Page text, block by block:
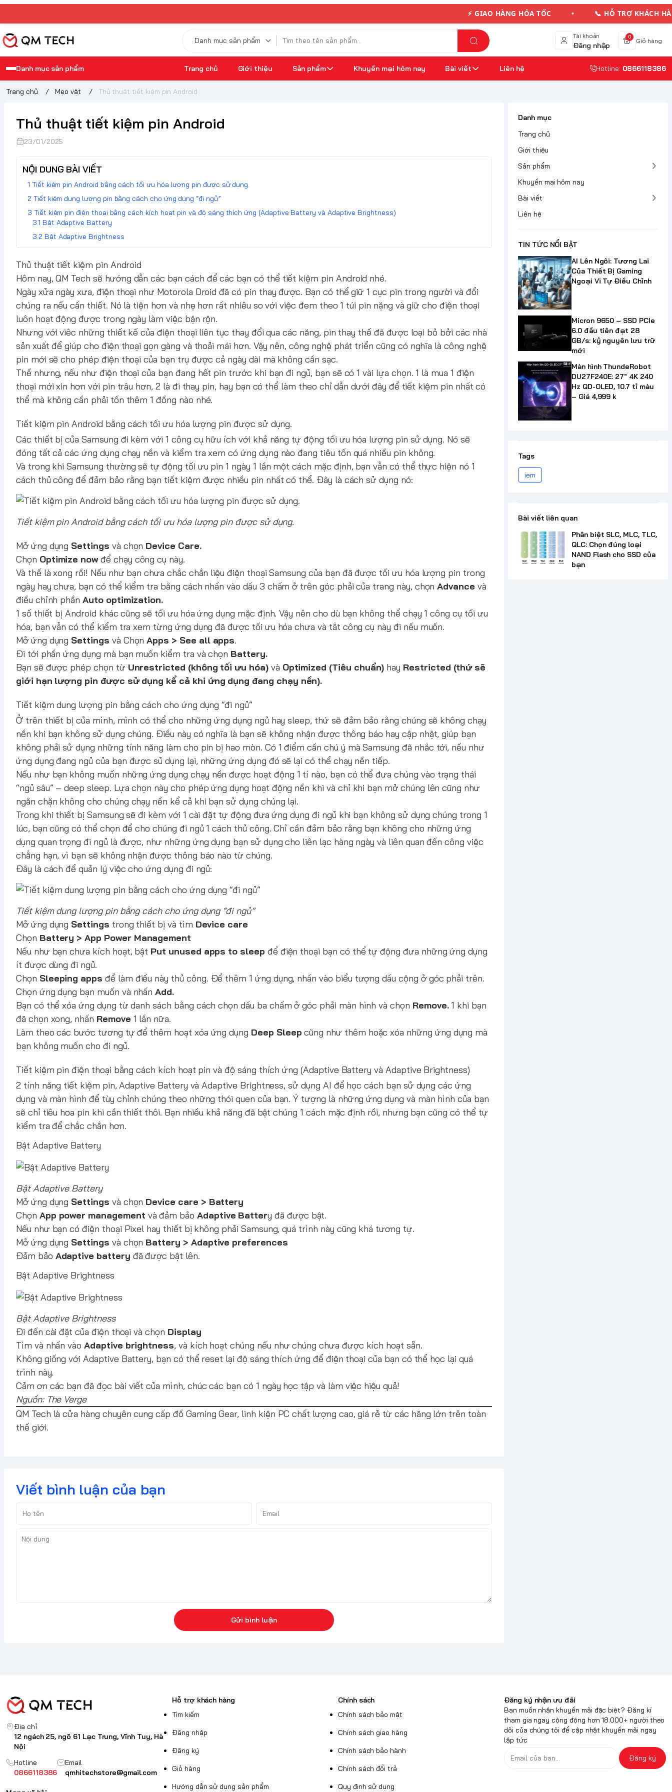
⚡ GIAO HÀNG HỎA TỐC • 📞 HỖ TRỢ KHÁCH
Tài khoản
Đăng nhập
0
Giỏ hàng
Danh mục sản phẩm Trang chủ Giới thiệu Sản phẩm Khuyến mại hôm nay Bài viết Liên hệ Hotline: 0866118386
Trang chủ / Mẹo vặt / Thủ thuật tiết kiệm pin Android
Thủ thuật tiết kiệm pin Android
23/01/2025
NỘI DUNG BÀI VIẾT
Tiết kiệm pin Android bằng cách tối ưu hóa lượng pin được sử dụng.
Tiết kiệm dung lượng pin bằng cách cho ứng dụng “đi ngủ”
Tiết kiệm pin điện thoại bằng cách kích hoạt pin và độ sáng thích ứng (Adaptive Battery và Adaptive Brightness)
Bật Adaptive Battery
Bật Adaptive Brightness
Thủ thuật tiết kiệm pin Android
Hôm nay, QM Tech sẽ hướng dẫn các bạn cách để các bạn có thể tiết kiệm pin Android nhé.
Ngày xửa ngày xưa, điện thoại như Motorola Droid đã có pin thay được. Bạn có thể giữ 1 cục pin trong người và đổi
chúng ra nếu cần thiết. Nó là tiện hơn và nhẹ hơn rất nhiêu so với việc đem theo 1 túi pin nặng và giữ cho điện thoại
luôn hoạt động được trong ngày làm việc bận rộn.
Nhưng với viêc những thiết kế của điện thoại liên tục thay đổi qua các năng, pin thay thế đã được loại bỏ bởi các nhà
sản xuất để giúp cho điện thoại gọn gàng và thoải mái hơn. Vậy nên, công nghệ phát triển cũng có nghĩa là công nghệ
pin mới sẽ cho phép điện thoại của bạn trụ được cả ngày dài mà không cần sạc.
Thế nhưng, nếu như điện thoại của bạn đang hết pin trước khi bạn đi ngủ, bạn sẽ có 1 vài lựa chọn. 1 là mua 1 điện
thoại mới xin hơn với pin trâu hơn, 2 là đi thay pin, hay bạn có thể làm theo chỉ dẫn dưới đây để tiết kiệm pin nhất có
thể mà không cần phải tốn thêm 1 đồng nào nhé.
Tiết kiệm pin Android bằng cách tối ưu hóa lượng pin được sử dụng.
Các thiết bị của Samsung đi kèm với 1 công cụ hữu ích với khả năng tự động tối ưu hóa lượng pin sử dụng. Nó sẽ
đóng tất cả các ứng dụng chạy nền và kiểm tra xem có ứng dụng nào đang tiêu tốn quá nhiều pin không.
Và trong khi Samsung thường sẽ tự động tối ưu pin 1 ngày 1 lần một cách mặc định, bạn vẫn có thể thực hiện nó 1
cách thủ công để đảm bảo rằng bạn tiết kiệm được nhiều pin nhất có thể. Đây là cách sử dụng nó:
Tiết kiệm pin Android bằng cách tối ưu hóa lượng pin được sử dụng.
Mở ứng dụng Settings và chọn Device Care.
Chọn Optimize nowđể chạy công cụ này.
Và thế là xong rồi! Nếu như bạn chưa chắc chắn liệu điện thoại Samsung của bạn đã được tối ưu hóa lượng pin trong
ngày hay chưa, bạn có thể kiểm tra bằng cách nhấn vào dấu 3 chấm ở trên góc phải của trang này, chọnAdvance và
điều chỉnh phầnAuto optimization.
1 số thiết bị Android khác cũng sẽ tối ưu hóa ứng dụng mặc định. Vậy nên cho dù bạn không thể chạy 1 công cụ tối ưu
hóa, bạn vẫn có thể kiểm tra xem từng ứng dụng đã được tối ưu hóa chưa và tắt công cụ này đi nếu muốn.
Mở ứng dụng Settings và ChọnApps > See all apps.
Đi tới phần ứng dụng mà bạn muốn kiểm tra và chọn Battery.
Bạn sẽ được phép chọn từ Unrestricted (không tối ưu hóa)và Optimized (Tiêu chuẩn) hay Restricted (thứ sẽ
giới hạn lượng pin được sử dụng kể cả khi ứng dụng đang chạy nền).
Tiết kiệm dung lượng pin bằng cách cho ứng dụng “đi ngủ”
Ở trên thiết bị của mình, mình có thể cho những ứng dụng ngủ hay sleep, thứ sẽ đảm bảo rằng chúng sẽ không chạy
nền khi bạn không sử dụng chúng. Điều này có nghĩa là bạn sẽ không nhận được thông báo hay cập nhật, giúp bạn
không phải sử dụng những tính năng làm cho pin bị hao mòn. Có 1 điểm cần chú ý mà Samsung đã nhắc tới, nếu như
ứng dụng đang ngủ của bạn được sủ dụng lại, những ứng dụng đó sẽ lại có thể chạy nền tiếp.
Nếu như bạn không muốn những ứng dụng chạy nền được hoạt động 1 tí nào, bạn có thể đưa chúng vào trạng thái
“ngủ sâu” – deep sleep. Lựa chọn này cho phép ứng dụng hoạt động nền khi và chỉ khi bạn mở chúng lên cũng như
ngăn chặn không cho chúng chạy nền kể cả khi bạn sử dụng chúng lại.
Trong khi thiết bị Samsung sẽ đi kèm với 1 cài đặt tự động đưa ứng dụng đi ngủ khi bạn không sử dụng chúng trong 1
lúc, bạn cũng có thể chọn để cho chúng đi ngủ 1 cách thủ công. Chỉ cần đảm bảo rằng bạn không cho những ứng
dụng quan trọng đi ngủ là được, như những ứng dụng bạn sử dụng cho liên lạc hàng ngày và liên quan đến công việc
chẳng hạn, vì bạn sẽ không nhận được thông báo nào từ chúng.
Đây là cách để quản lý việc cho ứng dụng đi ngủ:
Tiết kiệm dung lượng pin bằng cách cho ứng dụng “đi ngủ”
Mở ứng dụng Settings trong thiết bị và tìm Device care
Chọn Battery > App Power Management
Nếu như bạn chưa kích hoạt, bật Put unused apps to sleep để điện thoại bạn có thể tự động đưa những ứng dụng
ít được dùng đi ngủ.
Chọn Sleeping apps để làm điều này thủ công. Để thêm 1 ứng dụng, nhấn vào biểu tượng dấu cộng ở góc phải trên.
Chọn ứng dụng bạn muốn và nhấn Add.
Bạn có thể xóa ứng dụng từ danh sách bằng cách chọn dấu ba chấm ở góc phải màn hình và chọn Remove.1 khi bạn
đã chọn xong, nhấn Remove 1 lần nữa.
Làm theo các bước tương tự để thêm hoạt xóa ứng dụng Deep Sleep cũng như thêm hoặc xóa những ứng dụng mà
bạn không muốn cho đi ngủ.
Tiết kiệm pin điện thoại bằng cách kích hoạt pin và độ sáng thích ứng (Adaptive Battery và Adaptive Brightness)
2 tính năng tiết kiệm pin, Adaptive Battery và Adaptive Brightness, sử dụng AI để học cách bạn sử dụng các ứng
dụng và màn hình để tùy chỉnh chúng theo những thói quen của bạn. Ý tượng là những ứng dụng và màn hình của bạn
sẽ chỉ tiêu hoa pin khi cần thiết thôi. Bạn nhiều khả năng đã bật chúng 1 cách mặc định rồi, nhưng bạn cũng có thể tự
kiểm tra để chắc chắn hơn.
Bật Adaptive Battery
Bật Adaptive Battery
Mở ứng dụng Settings và chọn Device care > Battery
Chọn App power management và đảm bảo Adaptive Battery đã được bật.
Nếu như bạn có điện thoại Pixel hay thiết bị không phải Samsung, quá trình này cũng khá tương tự.
Mở ứng dụng Settings và chọn Battery > Adaptive preferences
Đảm bảo Adaptive battery đã được bật lên.
Bật Adaptive Brightness
Bật Adaptive Brightness
Đi đến cài đặt của điện thoại và chọn Display
Tìm và nhấn vàoAdaptive brightness, và kích hoạt chúng nếu như chúng chưa được kích hoạt sẵn.
Không giống với Adaptive Battery, bạn có thể reset lại độ sáng thích ứng để điện thoại của bạn có thể học lại quá
trình này.
Cảm ơn các bạn đã đọc bài viết của mình, chúc các bạn có 1 ngày học tập và làm việc hiệu quả!
Nguồn: The Verge
QM Tech là cửa hàng chuyên cung cấp đồ Gaming Gear, linh kiện PC chất lượng cao, giá rẻ từ các hãng lớn trên toàn
thế giới.
Viết bình luận của bạn
Gửi bình luận
Danh mục
Trang chủ
Giới thiệu
Sản phẩm
Khuyến mại hôm nay
Bài viết
Liên hệ
TIN TỨC NỔI BẬT
AI Lên Ngôi: Tương Lai
Của Thiết Bị Gaming
Ngoại Vi Tự Điều Chỉnh
Micron 9650 – SSD PCIe
6.0 đầu tiên đạt 28
GB/s: kỷ nguyên lưu trữ
mới
Màn hình ThundeRobot
DU27F240E: 27" 4K 240
Hz QD-OLED, 10.7 tỉ màu
– Giá 4,999 k
Tags
iem
Bài viết liên quan
Phân biệt SLC, MLC, TLC,
QLC: Chọn đúng loại
NAND Flash cho SSD của
bạn
Địa chỉ
12 ngách 25, ngõ 61 Lạc Trung, Vĩnh Tuy, Hà
Nội
Hotline
0866118386
Email
qmhitechstore@gmail.com
Hỗ trợ khách hàng
Tìm kiếm
Đăng nhập
Đăng ký
Giỏ hàng
Hướng dẫn sử dụng sản phẩm
Chính sách
Chính sách bảo mật
Chính sách giao hàng
Chính sách bảo hành
Chính sách đổi trả
Quy định sử dụng
Đăng ký nhận ưu đãi
Bạn muốn nhận khuyến mãi đặc biệt? Đăng kí
tham gia ngay cộng động hơn 18.000+ người theo
dõi của chúng tôi để cập nhật khuyến mãi ngay
lập tức
Đăng ký